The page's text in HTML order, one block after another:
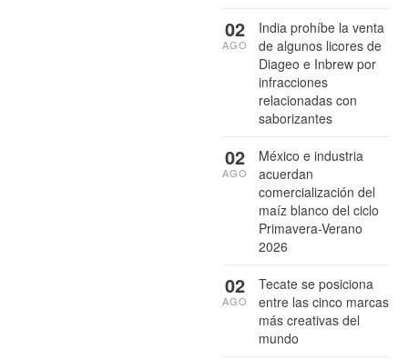
India prohíbe la venta
de algunos licores de
Diageo e Inbrew por
infracciones
relacionadas con
saborizantes
02
AGO
México e industria
acuerdan
comercialización del
maíz blanco del ciclo
Primavera-Verano
2026
02
AGO
Tecate se posiciona
entre las cinco marcas
más creativas del
mundo
02
AGO